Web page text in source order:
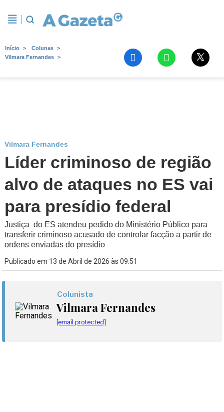
Início
Colunas
Vilmara Fernandes
Vilmara Fernandes
Líder criminoso de região
alvo de ataques no ES vai
para presídio federal
Justiça do ES atendeu pedido do Ministério Público para
transferir criminoso acusado de controlar facção a partir de
ordens enviadas do presídio
Publicado em 13 de Abril de 2026 às 09:51
Colunista
Vilmara Fernandes
[email protected]